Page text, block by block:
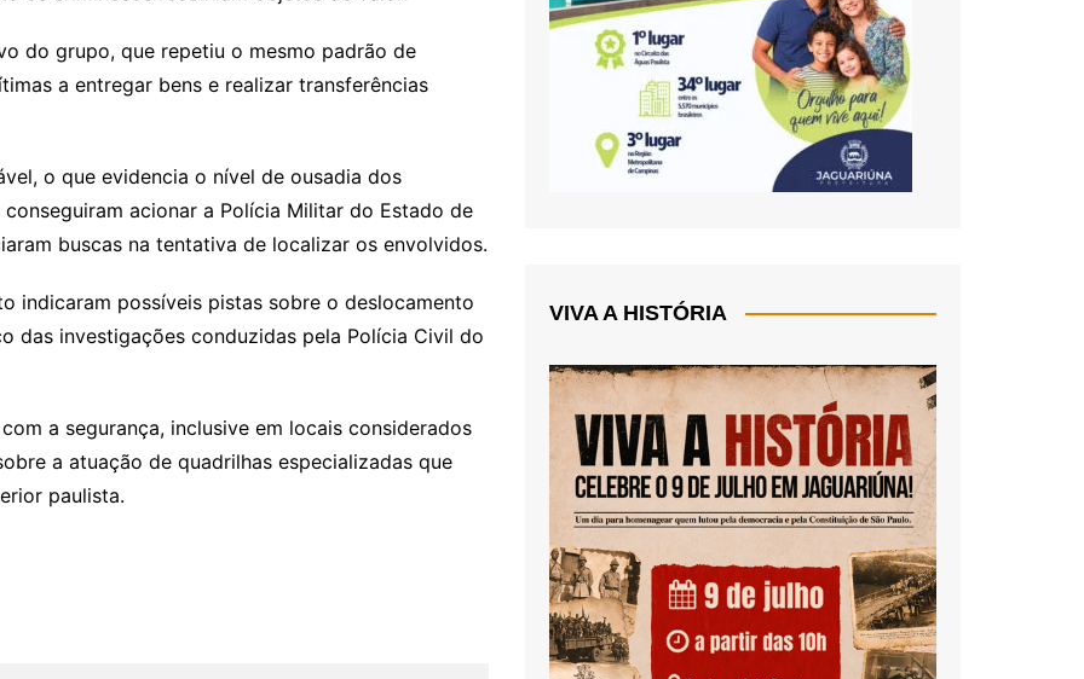
do grupo, que repetiu o mesmo padrão de
a entregar bens e realizar transferências
o que evidencia o nível de ousadia dos
acionar a Polícia Militar do Estado de
buscas na tentativa de localizar os envolvidos.
indicaram possíveis pistas sobre o deslocamento
das investigações conduzidas pela Polícia Civil do
a segurança, inclusive em locais considerados
a atuação de quadrilhas especializadas que
paulista.
VIVA A HISTÓRIA